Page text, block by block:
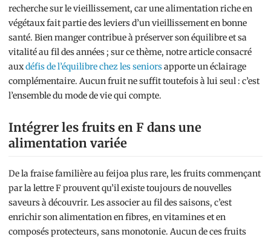
recherche sur le vieillissement, car une alimentation riche en
végétaux fait partie des leviers d’un vieillissement en bonne
santé. Bien manger contribue à préserver son équilibre et sa
vitalité au fil des années ; sur ce thème, notre article consacré
auxdéfis de l’équilibre chez les seniorsapporte un éclairage
complémentaire. Aucun fruit ne suffit toutefois à lui seul : c’est
l’ensemble du mode de vie qui compte.
Intégrer les fruits en F dans une
alimentation variée
De la fraise familière au feijoa plus rare, les fruits commençant
par la lettre F prouvent qu’il existe toujours de nouvelles
saveurs à découvrir. Les associer au fil des saisons, c’est
enrichir son alimentation en fibres, en vitamines et en
composés protecteurs, sans monotonie. Aucun de ces fruits